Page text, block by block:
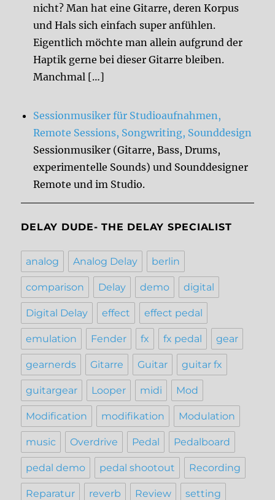
nicht? Man hat eine Gitarre, deren Korpus
und Hals sich einfach super anfühlen.
Eigentlich möchte man allein aufgrund der
Haptik gerne bei dieser Gitarre bleiben.
Manchmal […]
Sessionmusiker für Studioaufnahmen,
Remote Sessions, Songwriting, Sounddesign
Sessionmusiker (Gitarre, Bass, Drums,
experimentelle Sounds) und Sounddesigner
Remote und im Studio.
DELAY DUDE- THE DELAY SPECIALIST
analog Analog Delay berlin
comparison Delay demo digital
Digital Delay effect effect pedal
emulation Fender fx fx pedal gear
gearnerds Gitarre Guitar guitar fx
guitargear Looper midi Mod
Modification modifikation Modulation
music Overdrive Pedal Pedalboard
pedal demo pedal shootout Recording
Reparatur reverb Review setting